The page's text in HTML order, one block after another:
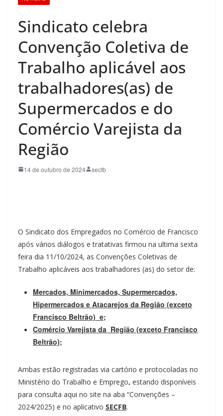
Sindicato celebra
Convenção Coletiva de
Trabalho aplicável aos
trabalhadores(as) de
Supermercados e do
Comércio Varejista da
Região
14 de outubro de 2024 secfb
O Sindicato dos Empregados no Comércio de Francisco
após vários diálogos e tratativas firmou na ultima sexta
feira dia 11/10/2024, as Convenções Coletivas de
Trabalho aplicáveis aos trabalhadores (as) do setor de:
Mercados, Minimercados, Supermercados,
Hipermercados e Atacarejos da Região (exceto
Francisco Beltrão) e;
Comércio Varejista da Região (exceto Francisco
Beltrão);
Ambas estão registradas via cartório e protocoladas no
Ministério do Trabalho e Emprego, estando disponíveis
para consulta aqui no site na aba “Convenções –
2024/2025) e no aplicativo SECFB.